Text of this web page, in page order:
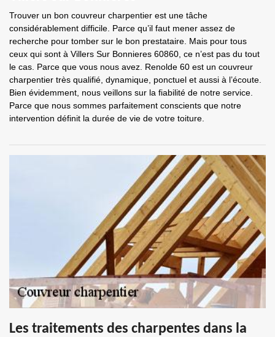
Trouver un bon couvreur charpentier est une tâche
considérablement difficile. Parce qu’il faut mener assez de
recherche pour tomber sur le bon prestataire. Mais pour tous
ceux qui sont à Villers Sur Bonnieres 60860, ce n’est pas du tout
le cas. Parce que vous nous avez. Renolde 60 est un couvreur
charpentier très qualifié, dynamique, ponctuel et aussi à l’écoute.
Bien évidemment, nous veillons sur la fiabilité de notre service.
Parce que nous sommes parfaitement conscients que notre
intervention définit la durée de vie de votre toiture.
Les traitements des charpentes dans la